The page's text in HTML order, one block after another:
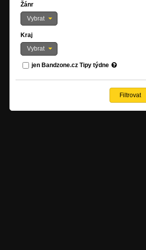
Žánr
Vybrat
Kraj
Vybrat
jen Bandzone.cz Tipy týdne